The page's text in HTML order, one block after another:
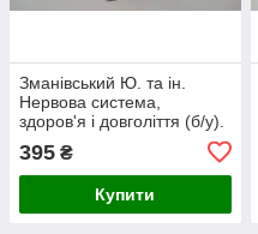
Зманівський Ю. та ін.
Нервова система,
здоров'я і довголіття (б/у).
395 ₴
Купити